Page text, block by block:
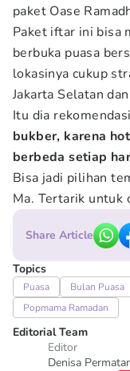
paket Oase
Paket iftar ini bisa
berbuka puasa
lokasinya cukup
Jakarta Selatan
Itu dia
bukber, karena
berbeda setiap
Bisa jadi pilihan
Ma. Tertarik untuk
Share Article
Topics
Puasa Bulan Puasa
Popmama Ramadan
Editorial Team
Editor
Denisa